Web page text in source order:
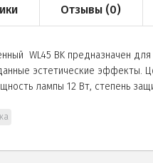
Отзывы (0)
WL45 BK предназначен
эстетические эффекты.
лампы 12 Вт, степень